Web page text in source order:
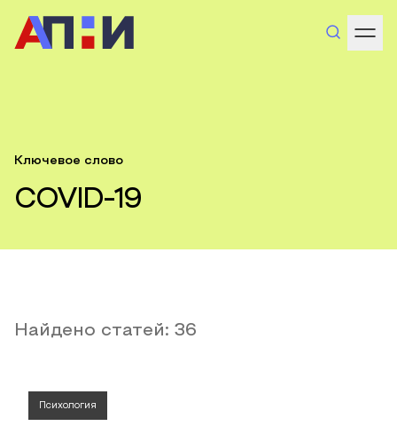
Ключевое слово
COVID-19
Найдено статей: 36
Психология